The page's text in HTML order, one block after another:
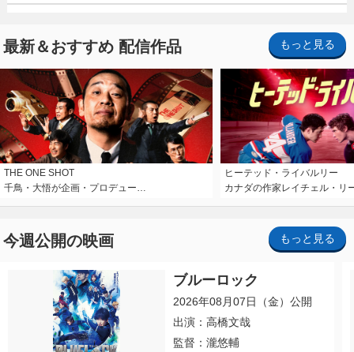
最新＆おすすめ 配信作品 もっと見る
THE ONE SHOT
千鳥・大悟が企画・プロデュー…
ヒーテッド・ライバルリー
カナダの作家レイチェル・リ
今週公開の映画 もっと見る
ブルーロック
2026年08月07日（金）公開
出演：高橋文哉
監督：瀧悠輔